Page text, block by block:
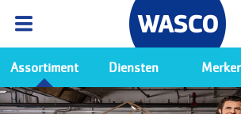
Ga naar de Wasco app
Assortiment Diensten